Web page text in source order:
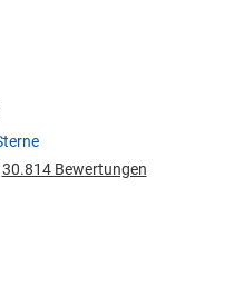
30.814 Bewertungen